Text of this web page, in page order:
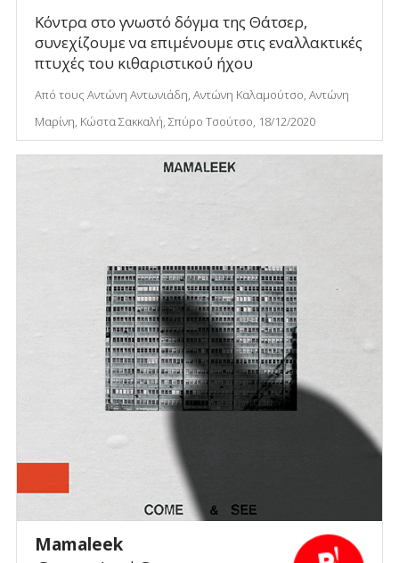
Κόντρα στο γνωστό δόγμα της Θάτσερ,
συνεχίζουμε να επιμένουμε στις εναλλακτικές
πτυχές του κιθαριστικού ήχου
Από τους Αντώνη Αντωνιάδη, Αντώνη Καλαμούτσο, Αντώνη
Μαρίνη, Κώστα Σακκαλή, Σπύρο Τσούτσο, 18/12/2020
Mamaleek